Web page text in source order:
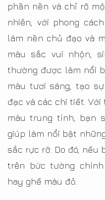
phần nền và chỉ rõ
nhiên, với phong
làm nền chủ đạo và
màu sắc vui nhộn,
thường được làm nổi
màu tươi sáng, tạo
đạc và các chi tiết.
màu trung tính, bạn
giúp làm nổi bật
sắc rực rỡ. Do đó, nếu
trên bức tường
hay ghế màu đỏ.